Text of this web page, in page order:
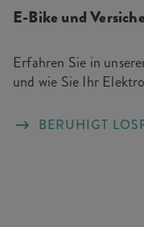
E-Bike und
Erfahren Sie in
und wie Sie Ihr
BERUHIGT